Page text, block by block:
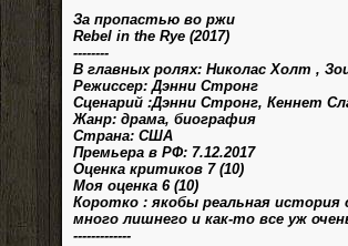
За пропастью во ржи
Rebel in the Rye (2017)
--------
В главных ролях: Николас Холт ,
Режиссер: Дэнни Стронг
Сценарий :Дэнни Стронг, Кеннет
Жанр: драма, биография
Страна: США
Премьера в РФ: 7.12.2017
Оценка критиков 7 (10)
Моя оценка 6 (10)
Коротко : якобы реальная история
много лишнего и как-то все уж
-------------